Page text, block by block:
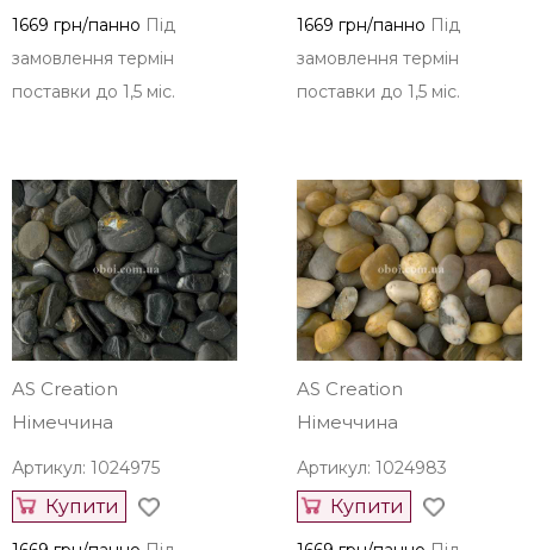
Артикул: 1024999
Купити
1669 грн/панно Під
замовлення термін
поставки до 1,5 міс.
Артикул: 1024991
Купити
1669 грн/панно Під
замовлення термін
поставки до 1,5 міс.